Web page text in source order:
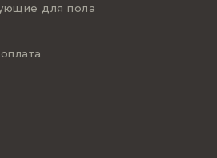
для пола